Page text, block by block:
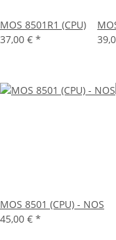
MOS 8501R1 (CPU)
37,00 € *
MOS 8501 (CPU) - NOS
45,00 € *